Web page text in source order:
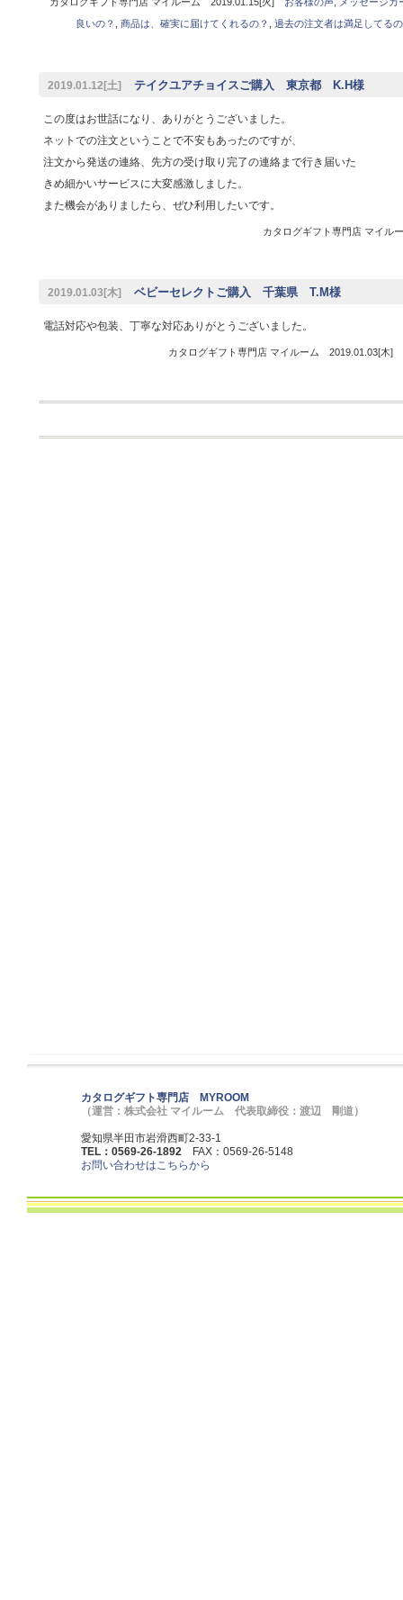
良いの？
商品は、確実に届けてくれるの？ 過去の注文者は満足してる
2019.01.12[土] テイクユアチョイスご購入 東京都 K.H様
この度はお世話になり、ありがとうございました。
ネットでの注文ということで不安もあったのですが、
注文から発送の連絡、先方の受け取り完了の連絡まで行き届いた
きめ細かいサービスに大変感激しました。
また機会がありましたら、ぜひ利用したいです。
カタログギフト専門店 マイ
2019.01.03[木] ベビーセレクトご購入 千葉県 T.M様
電話対応や包装、丁寧な対応ありがとうございました。
カタログギフト専門店 マイルーム 2019.01.03[木]
カタログギフト専門店 MYROOM
（運営：株式会社 マイルーム 代表取締役：渡辺 剛道）
愛知県半田市岩滑西町2-33-1
TEL：0569-26-1892 FAX：0569-26-5148
お問い合わせはこちらから